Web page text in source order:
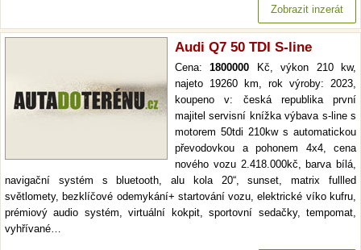
Zobrazit inzerát
Audi Q7 50 TDI S-line
Cena:1800000 Kč, výkon 210 kw,
najeto 19260 km, rok výroby: 2023,
koupeno v: česká republika první
majitel servisní knížka výbava s-line s
motorem 50tdi 210kw s automatickou
převodovkou a pohonem 4x4, cena
nového vozu 2.418.000kč, barva bílá,
navigační systém s bluetooth, alu kola 20“, sunset, matrix fullled
světlomety, bezklíčové odemykání+ startování vozu, elektrické víko kufru,
prémiový audio systém, virtuální kokpit, sportovní sedačky, tempomat,
vyhřívané…